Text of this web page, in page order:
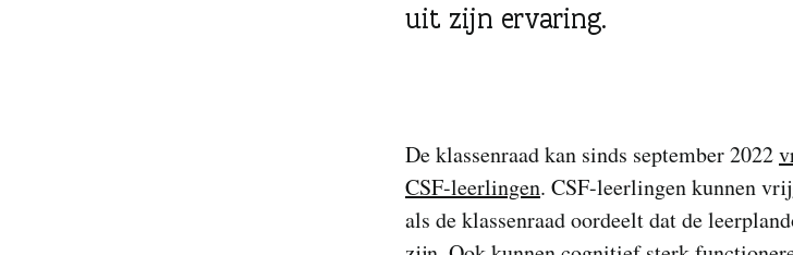
uit zijn ervaring.
De klassenraad kan sinds september 2022
CSF-leerlingen. CSF-leerlingen kunnen
als de klassenraad oordeelt dat de